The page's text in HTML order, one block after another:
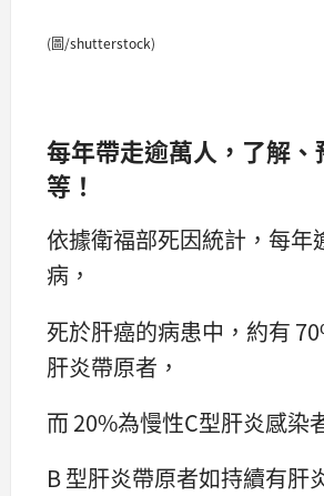
(圖/shutterstock)
每年帶走逾萬人，了解、
等！
依據衛福部死因統計，每年
病，
死於肝癌的病患中，約有
肝炎帶原者，
而 20%為慢性C型肝炎感染
B 型肝炎帶原者如持續有肝